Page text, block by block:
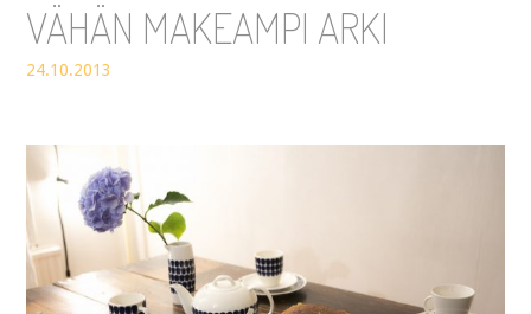
VÄHÄN MAKEAMPI ARKI
24.10.2013